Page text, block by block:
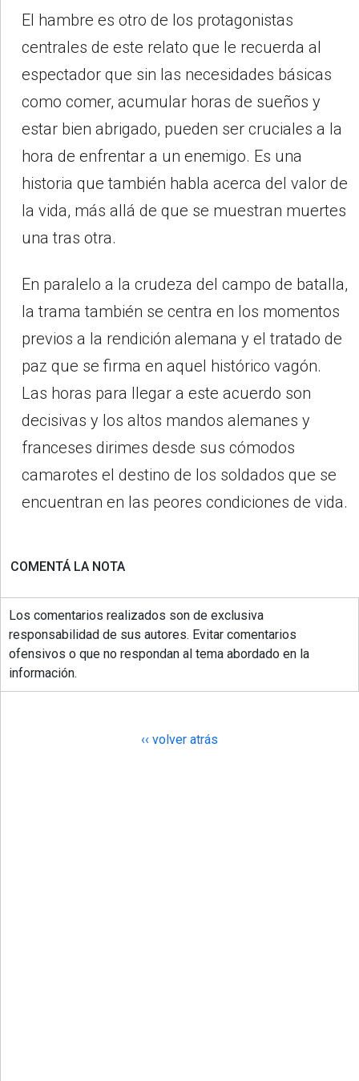
El hambre es otro de los protagonistas
centrales de este relato que le recuerda al
espectador que sin las necesidades básicas
como comer, acumular horas de sueños y
estar bien abrigado, pueden ser cruciales a la
hora de enfrentar a un enemigo. Es una
historia que también habla acerca del valor de
la vida, más allá de que se muestran muertes
una tras otra.
En paralelo a la crudeza del campo de batalla,
la trama también se centra en los momentos
previos a la rendición alemana y el tratado de
paz que se firma en aquel histórico vagón.
Las horas para llegar a este acuerdo son
decisivas y los altos mandos alemanes y
franceses dirimes desde sus cómodos
camarotes el destino de los soldados que se
encuentran en las peores condiciones de vida.
COMENTÁ LA NOTA
Los comentarios realizados son de exclusiva
responsabilidad de sus autores. Evitar comentarios
ofensivos o que no respondan al tema abordado en la
información.
‹‹ volver atrás